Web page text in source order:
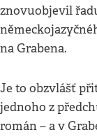
znovuobjevil
na Grabena.
Je to obzvlášť
jednoho z
román – a v